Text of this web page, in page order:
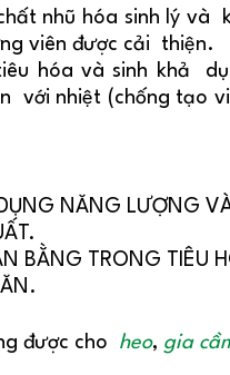
nhũ hóa sinh lý
viên được cải thiện.
hóa và sinh khả
với nhiệt (chống tạo
NĂNG LƯỢNG
BẰNG TRONG TIÊU
được cho heo, gia